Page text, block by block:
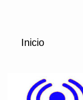
Inicio